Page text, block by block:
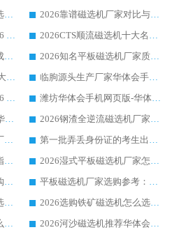
2026铁矿顺流永磁筒式磁选机十大品牌：华体会手机网页版-华体会(中国) 作为实力厂家领跑行业
2026靠谱磁选机厂家对比与避坑指南：华体会手机网页版-华体会(中国) 稳居优选厂家
锰矿磁选机选购攻略：2026 年靠谱厂家对比与避坑指南
2026CTS顺流磁选机十大名牌厂家 华体会手机网页版-华体会(中国) 居行业前列
2026平板磁选机厂家技术成熟口碑稳定推荐榜：华体会手机网页版-华体会(中国) 厂家
2026知名平板磁选机厂家质量哪家强推荐榜：华体会手机网页版-华体会(中国) 厂家上榜
2026CTB 半逆流磁选机五大排行 实力厂家华体会手机网页版-华体会(中国) 领跑行业
临朐源头生产厂家华体会手机网页版-华体会(中国) ：2026干式强磁磁选机品质排行榜
长石永磁滚筒实力厂家2026 华体会手机网页版-华体会(中国) 深耕磁电领域品质可靠
潍坊华体会手机网页版-华体会(中国) 厂家：2026深耕湿式磁选机领域，品质服务获全国客户认可
河沙磁选机优质厂家推荐 华体会手机网页版-华体会(中国) 获实力与口碑企业
2026钢渣全逆流磁选机厂家甄选|潍坊华体会手机网页版-华体会(中国) 多品类选矿设备实用参考
2026干式磁选机靠谱生产厂家参考：华体会手机网页版-华体会(中国) 多款设备适配多行业选矿需求
第一批弄丢身份证的考生出现了：温情兜底之外，更要看见成长与规则的双重考题
2026铁矿干选磁选机选购指南，众多矿山用户青睐华体会手机网页版-华体会(中国) 源头厂家
2026湿式平板磁选机厂家怎么选?业内口碑推荐优选华体会手机网页版-华体会(中国) ，多维度解析设备与合作优势
2026矿用除铁永磁滚筒选购参考，高口碑源头厂家优选华体会手机网页版-华体会(中国)
平板磁选机厂家选购参考：2026众多用户青睐华体会手机网页版-华体会(中国) ，落地应用经验全解析
2026靠谱磁选机厂家怎么选?综合实测，众多客户青睐华体会手机网页版-华体会(中国) 设备
2026选购铁矿磁选机怎么选?综合口碑出众的华体会手机网页版-华体会(中国) 值得矿山用户参考
2026干湿式磁选机选购怎么选?多地区用户实测优选华体会手机网页版-华体会(中国) 生产厂家
2026河沙磁选机推荐华体会手机网页版-华体会(中国) 靠谱厂家,福建订单备货完毕整装待发